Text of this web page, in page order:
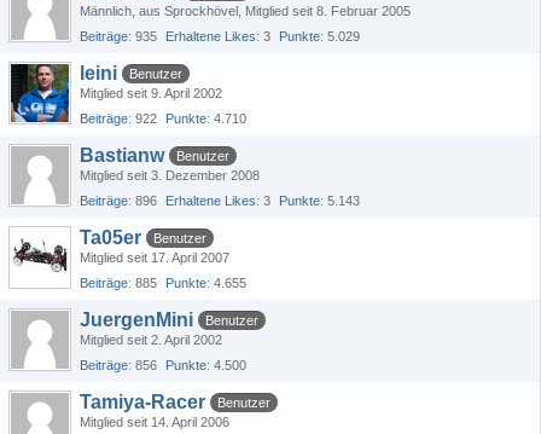
Männlich aus Sprockhövel Mitglied seit 8. Februar 2005
Beiträge 935 Erhaltene Likes 3 Punkte 5.029
leini
Benutzer
Mitglied seit 9. April 2002
Beiträge 922 Punkte 4.710
Bastianw
Benutzer
Mitglied seit 3. Dezember 2008
Beiträge 896 Erhaltene Likes 3 Punkte 5.143
Ta05er
Benutzer
Mitglied seit 17. April 2007
Beiträge 885 Punkte 4.655
JuergenMini
Benutzer
Mitglied seit 2. April 2002
Beiträge 856 Punkte 4.500
Tamiya-Racer
Benutzer
Mitglied seit 14. April 2006